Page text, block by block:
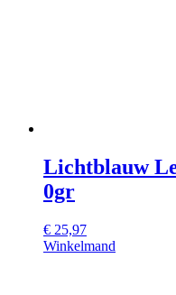
Lichtblauw
0gr
€ 25,97
Winkelmand